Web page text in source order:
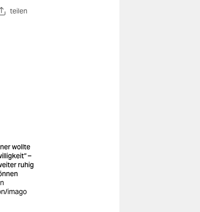
teilen
wollte
–
ruhig
imago